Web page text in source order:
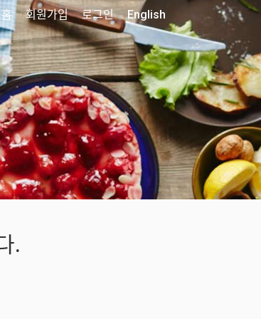
홈 회원가입 로그인 English
.